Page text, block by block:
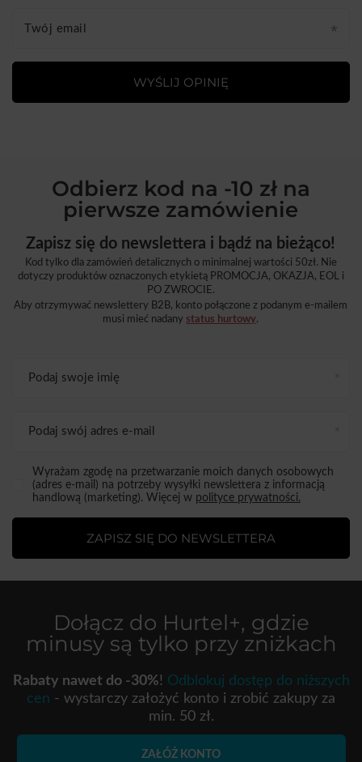
Twój email
WYŚLIJ OPINIĘ
Odbierz kod na -10 zł na
pierwsze zamówienie
Zapisz się do newslettera i bądź na bieżąco!
Kod tylko dla zamówień detalicznych o minimalnej wartości 50zł. Nie
dotyczy produktów oznaczonych etykietą PROMOCJA, OKAZJA, EOL i
PO ZWROCIE.
Aby otrzymywać newslettery B2B, konto połączone z podanym e-mailem
musi mieć nadany status hurtowy.
Podaj swoje imię
Podaj swój adres e-mail
Wyrażam zgodę na przetwarzanie moich danych osobowych
(adres e-mail) na potrzeby wysyłki newslettera z informacją
handlową (marketing). Więcej w polityce prywatności.
ZAPISZ SIĘ DO NEWSLETTERA
Dołącz do Hurtel+, gdzie
minusy są tylko przy zniżkach
Rabaty nawet do -30%! Odblokuj dostęp do niższych
cen - wystarczy założyć konto i zrobić zakupy za
min. 50 zł.
ZAŁÓŻ KONTO